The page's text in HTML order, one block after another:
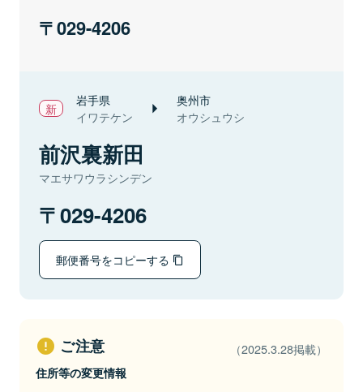
029-4206
岩手県
イワテケン
奥州市
オウシュウシ
前沢裏新田
マエサワウラシンデン
029-4206
郵便番号をコピーする
ご注意 （2025.3.28掲載）
住所等の変更情報